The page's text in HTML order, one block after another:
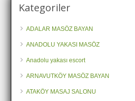
Kategoriler
ADALAR MASÖZ BAYAN
ANADOLU YAKASI MASÖZ
Anadolu yakası escort
ARNAVUTKÖY MASÖZ BAYAN
ATAKÖY MASAJ SALONU